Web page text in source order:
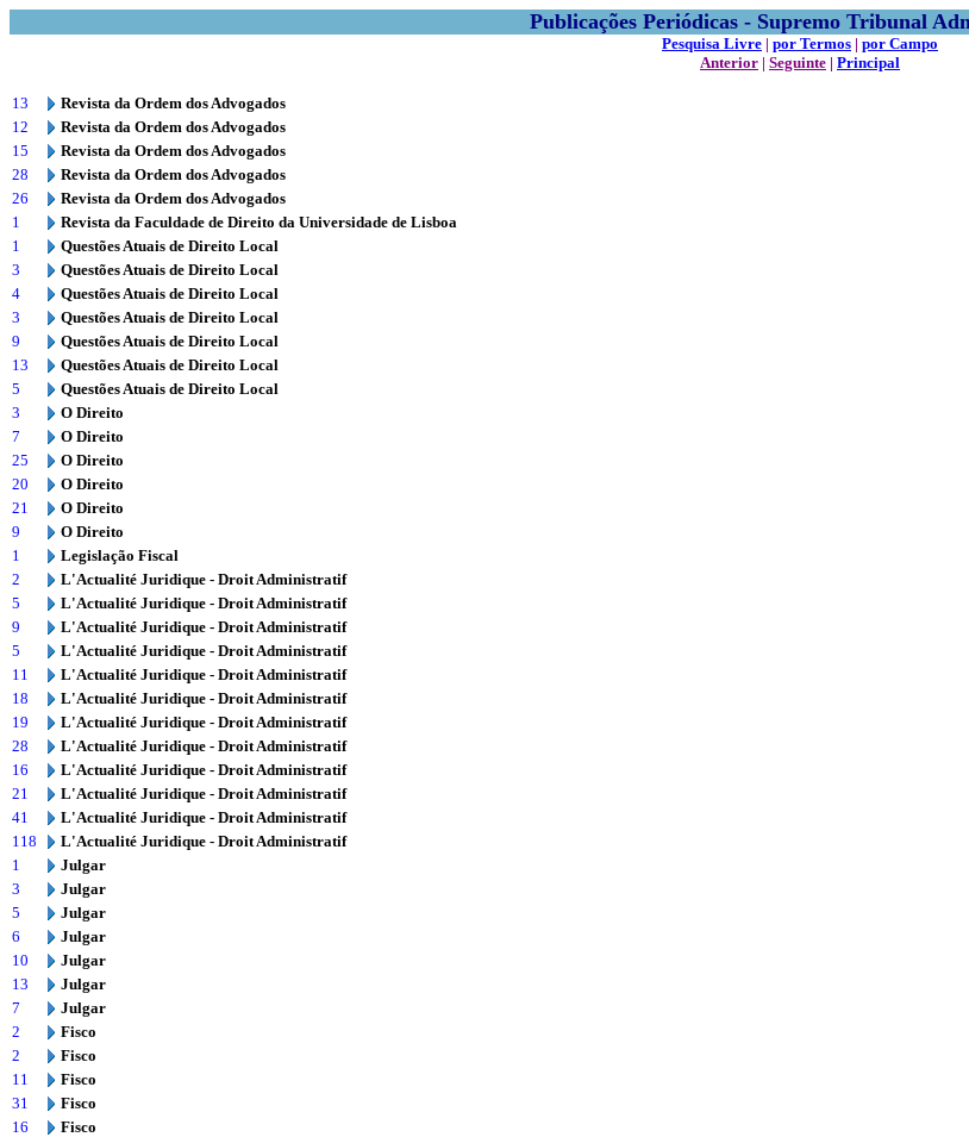
Publicações Periódicas - Supremo Tribunal
Pesquisa Livre | por Termos | por Campo
Anterior | Seguinte | Principal
13
Revista da Ordem dos Advogados
12
Revista da Ordem dos Advogados
15
Revista da Ordem dos Advogados
28
Revista da Ordem dos Advogados
26
Revista da Ordem dos Advogados
1
Revista da Faculdade de Direito da Universidade de Lisboa
1
Questões Atuais de Direito Local
3
Questões Atuais de Direito Local
4
Questões Atuais de Direito Local
3
Questões Atuais de Direito Local
9
Questões Atuais de Direito Local
13
Questões Atuais de Direito Local
5
Questões Atuais de Direito Local
3
O Direito
7
O Direito
25
O Direito
20
O Direito
21
O Direito
9
O Direito
1
Legislação Fiscal
2
L'Actualité Juridique - Droit Administratif
5
L'Actualité Juridique - Droit Administratif
9
L'Actualité Juridique - Droit Administratif
5
L'Actualité Juridique - Droit Administratif
11
L'Actualité Juridique - Droit Administratif
18
L'Actualité Juridique - Droit Administratif
19
L'Actualité Juridique - Droit Administratif
28
L'Actualité Juridique - Droit Administratif
16
L'Actualité Juridique - Droit Administratif
21
L'Actualité Juridique - Droit Administratif
41
L'Actualité Juridique - Droit Administratif
118
L'Actualité Juridique - Droit Administratif
1
Julgar
3
Julgar
5
Julgar
6
Julgar
10
Julgar
13
Julgar
7
Julgar
2
Fisco
2
Fisco
11
Fisco
31
Fisco
16
Fisco